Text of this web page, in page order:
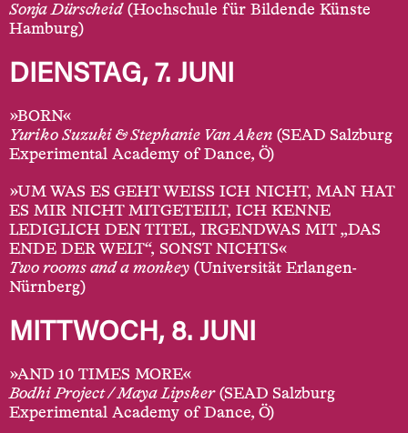
Sonja Dürscheid(Hochschule für Bildende Künste
Hamburg)
DIENSTAG, 7. JUNI
»BORN«
Yuriko Suzuki & Stephanie Van Aken (SEAD Salzburg
Experimental Academy of Dance, Ö)
»UM WAS ES GEHT WEISS ICH NICHT, MAN HAT
ES MIR NICHT MITGETEILT, ICH KENNE
LEDIGLICH DEN TITEL, IRGENDWAS MIT „DAS
ENDE DER WELT“, SONST NICHTS«
Two rooms and a monkey (Universität Erlangen-
Nürnberg)
MITTWOCH, 8. JUNI
»AND 10 TIMES MORE«
Bodhi Project / Maya Lipsker(SEAD Salzburg
Experimental Academy of Dance, Ö)